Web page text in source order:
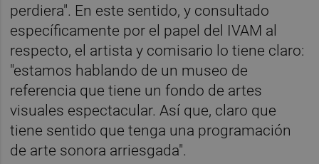
perdiera". En este sentido, y consultado
específicamente por el papel del IVAM al
respecto, el artista y comisario lo tiene claro:
"estamos hablando de un museo de
referencia que tiene un fondo de artes
visuales espectacular. Así que, claro que
tiene sentido que tenga una programación
de arte sonora arriesgada".